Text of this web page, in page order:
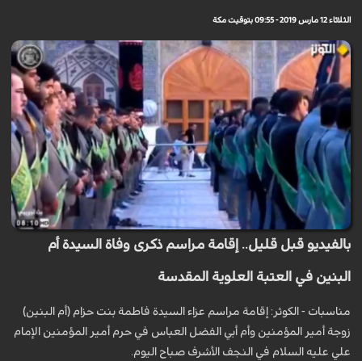
الثلاثاء 12 مارس 2019 - 09:55 بتوقيت مكة
بالفيديو قبل قليل.. إقامة مراسم ذكرى وفاة السيدة أم
البنين في العتبة العلوية المقدسة
مناسبات - الكوثر: إقامة مراسم عزاء السيدة فاطمة بنت حزام (أم البنين)
زوجة أمير المؤمنين وأم أبي الفضل العباس في حرم أمير المؤمنين الإمام
علي عليه السلام في النجف الأشرف صباح اليوم.